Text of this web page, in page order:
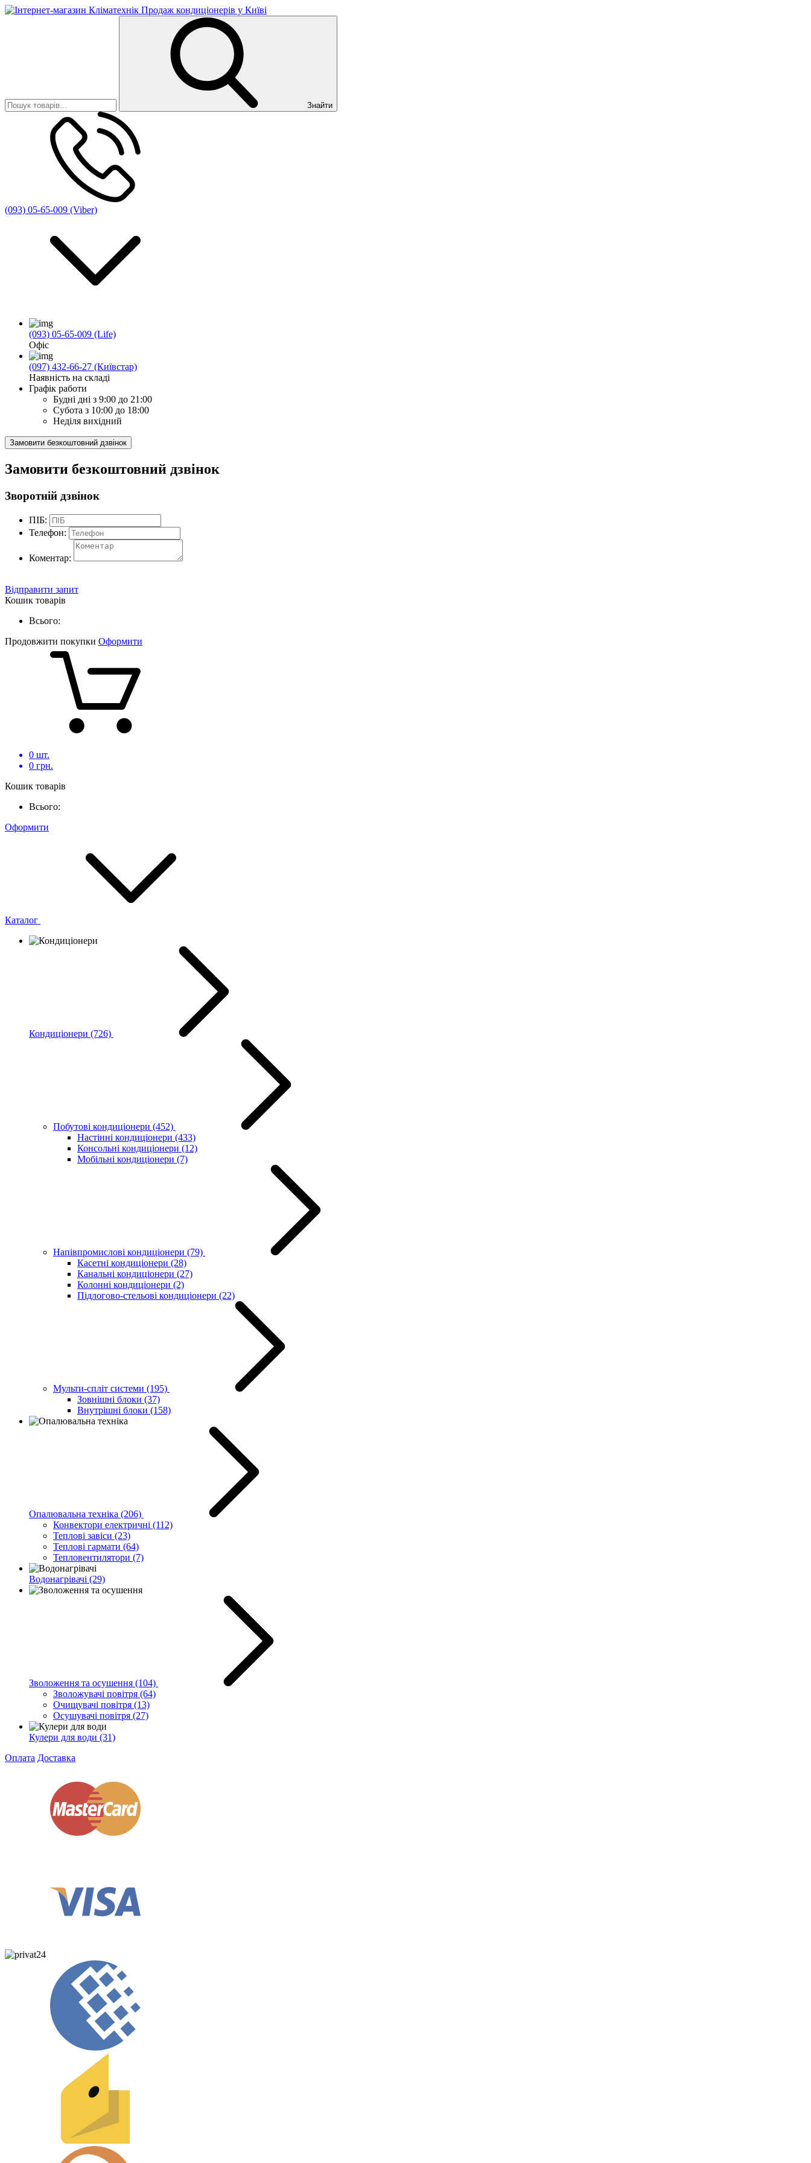
Знайти
(093) 05-65-009 (Viber)
(093) 05-65-009 (Life)
Офіс
(097) 432-66-27 (Київстар)
Наявність на складі
Графік работи
Будні дні з 9:00 до 21:00
Субота з 10:00 до 18:00
Неділя вихідний
Замовити безкоштовний дзвінок
Замовити безкоштовний дзвінок
Зворотній дзвінок
ПІБ:
Телефон:
Коментар:
Відправити запит
Кошик товарів
Всього:
Продовжити покупки Оформити
0 шт.
0 грн.
Кошик товарів
Всього:
Оформити
Каталог
Кондиціонери (726)
Побутові кондиціонери (452)
Настінні кондиціонери (433)
Консольні кондиціонери (12)
Мобільні кондиціонери (7)
Напівпромислові кондиціонери (79)
Касетні кондиціонери (28)
Канальні кондиціонери (27)
Колонні кондиціонери (2)
Підлогово-стельові кондиціонери (22)
Мульти-спліт системи (195)
Зовнішні блоки (37)
Внутрішні блоки (158)
Опалювальна техніка (206)
Конвектори електричні (112)
Теплові завіси (23)
Теплові гармати (64)
Тепловентилятори (7)
Водонагрівачі (29)
Зволоження та осушення (104)
Зволожувачі повітря (64)
Очищувачі повітря (13)
Осушувачі повітря (27)
Кулери для води (31)
Оплата Доставка